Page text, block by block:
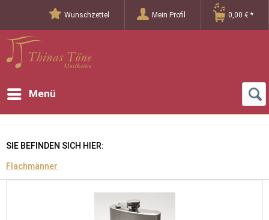
Wunschzettel Mein Profil 0,00 € *
Menü
SIE BEFINDEN SICH HIER:
Flachmänner